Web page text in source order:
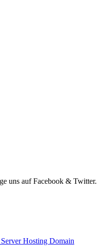
uns auf Facebook & Twitter.